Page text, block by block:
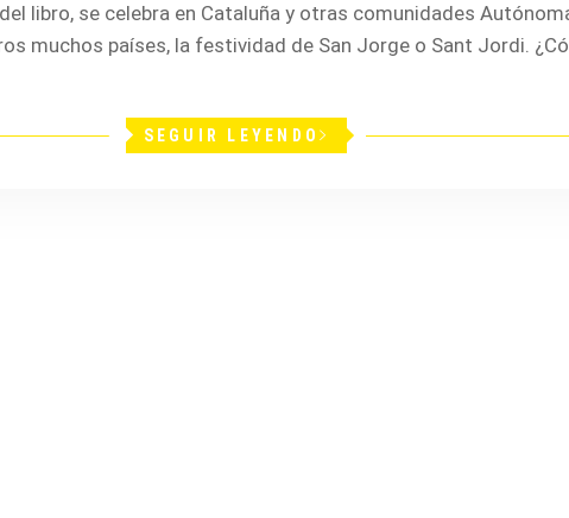
libro, se celebra en Cataluña y otras comunidades
muchos países, la festividad de San Jorge o Sant Jordi.
SEGUIR LEYENDO